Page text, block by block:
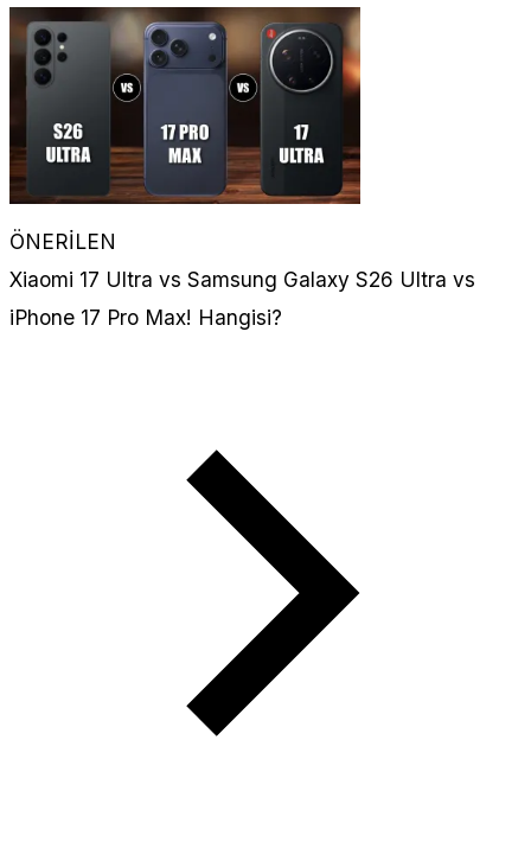
ÖNERİLEN
Xiaomi 17 Ultra vs Samsung Galaxy S26 Ultra vs
iPhone 17 Pro Max! Hangisi?